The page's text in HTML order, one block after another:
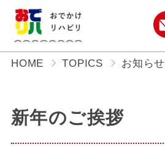
HOME TOPICS お知らせ
新年のご挨拶